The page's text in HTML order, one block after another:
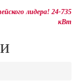
лидера! 24-735
кВт